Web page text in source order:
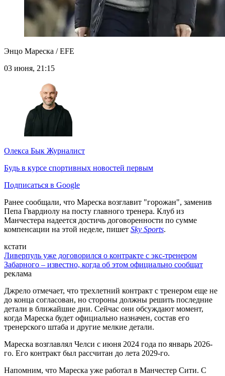
Энцо Мареска / EFE
03 июня, 21:15
Олекса Бык Журналист
Будь в курсе спортивных новостей первым
Подписаться в Google
Ранее сообщали, что Мареска возглавит "горожан", заменив
Пепа Гвардиолу на посту главного тренера. Клуб из
Манчестера надеется достичь договоренности по сумме
компенсации на этой неделе, пишет Sky Sports.
кстати
Ливерпуль уже договорился о контракте с экс-тренером
Забарного – известно, когда об этом официально сообщат
реклама
Джрело отмечает, что трехлетний контракт с тренером еще не
до конца согласован, но стороны должны решить последние
детали в ближайшие дни. Сейчас они обсуждают момент,
когда Мареска будет официально назначен, состав его
тренерского штаба и другие мелкие детали.
Мареска возглавлял Челси с июня 2024 года по январь 2026-
го. Его контракт был рассчитан до лета 2029-го.
Напомним, что Мареска уже работал в Манчестер Сити. С